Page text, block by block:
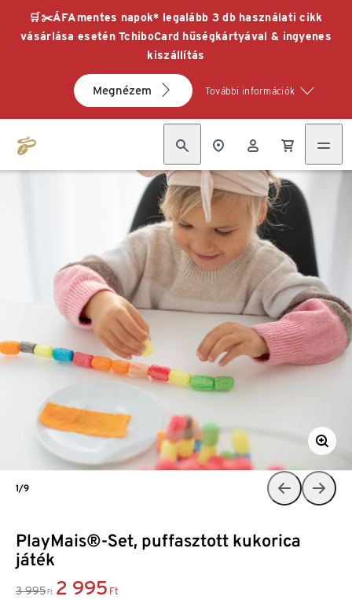
🛒✂️ÁFAmentes napok* legalább 3 db használati cikk
vásárlása esetén TchiboCard hűségkártyával & ingyenes
kiszállítás
Megnézem További információk
PlayMais®-Set, puffasztott kukorica
játék
3 995 Ft 2 995 Ft
1/9